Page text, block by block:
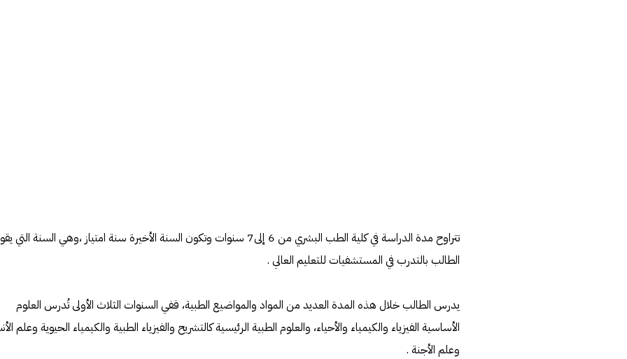
تتراوح مدة الدراسة في كلية الطب البشري من 6 إلى7 سنوات وتكون السنة الأخيرة سنة امتياز ،وهي السنة
الطالب بالتدرب في المستشفيات للتعليم العالي .
يدرس الطالب خلال هذه المدة العديد من المواد والمواضيع الطبية، ففي السنوات الثلاث الأولى تُدرس العلوم
الأساسية الفيزياء والكيمياء والأحياء، والعلوم الطبية الرئيسية كالتشريح والفيزياء الطبية والكيمياء الحيوية وعلم
وعلم الأجنة .